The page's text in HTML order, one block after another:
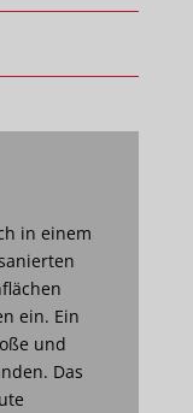
in einem
ein. Ein
und
Das